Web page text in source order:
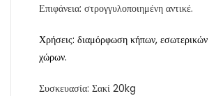
Επιφάνεια: στρογγυλοποιημένη αντικέ.
Χρήσεις: διαμόρφωση κήπων, εσωτερικών
χώρων.
Συσκευασία: Σακί 20kg